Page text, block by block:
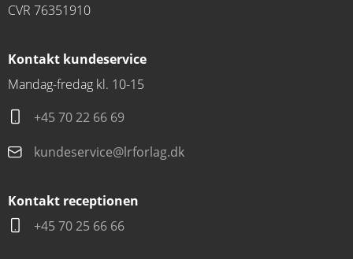
CVR 76351910
Kontakt kundeservice
Mandag-fredag kl. 10-15
+45 70 22 66 69
kundeservice@lrforlag.dk
Kontakt receptionen
+45 70 25 66 66